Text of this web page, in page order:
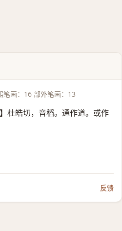
笔画：16 部外笔画：13
】杜皓切，音稻。通作道。或作
反馈